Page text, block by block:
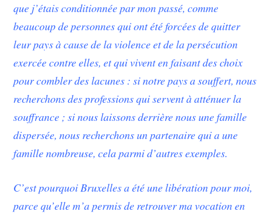
que j’étais conditionnée par mon passé, comme
beaucoup de personnes qui ont été forcées de quitter
leur pays à cause de la violence et de la persécution
exercée contre elles, et qui vivent en faisant des choix
pour combler des lacunes : si notre pays a souffert, nous
recherchons des professions qui servent à atténuer la
souffrance ; si nous laissons derrière nous une famille
dispersée, nous recherchons un partenaire qui a une
famille nombreuse, cela parmi d’autres exemples.
C’est pourquoi Bruxelles a été une libération pour moi,
parce qu’elle m’a permis de retrouver ma vocation en